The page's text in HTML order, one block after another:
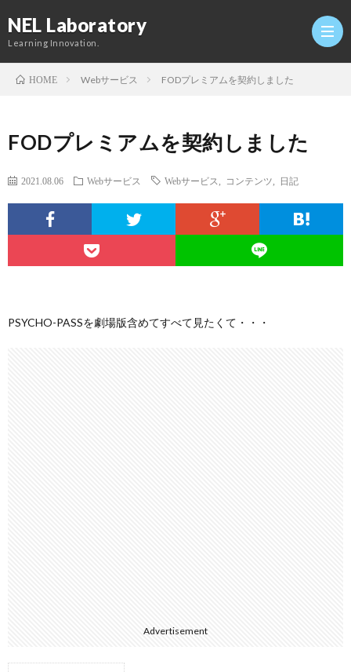
NEL Laboratory
Learning Innovation.
究
HOME Webサービス FODプレミアムを契約しました
FODプレミアムを契約しました
2021.08.06 Webサービス Webサービス コンテンツ 日記
PSYCHO-PASSを劇場版含めてすべて見たくて・・・
Advertisement